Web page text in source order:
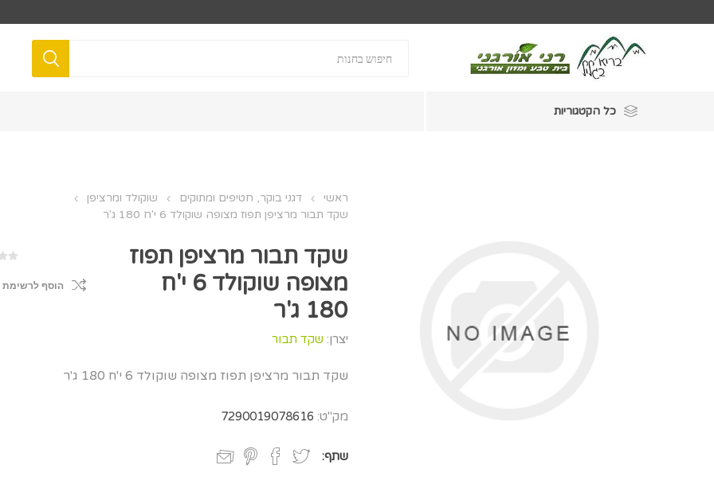
כל הקטגוריות
ראשי דגני בוקר, חטיפים ומתוקים
שוקולד ומרציפן
שקד תבור מרציפן תפוז מצופה שוקולד 6 י'ח 180 ג'ר
שקד תבור מרציפן תפוז
מצופה שוקולד 6 י'ח
180 ג'ר
יצרן: שקד תבור
הוסף לרשימת
שקד תבור מרציפן תפוז מצופה שוקולד 6 י'ח 180 ג'ר
מק"ט: 7290019078616
שתף: